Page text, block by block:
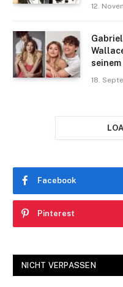
12.
18.
Facebook
Pinterest
NICHT VERPASSEN